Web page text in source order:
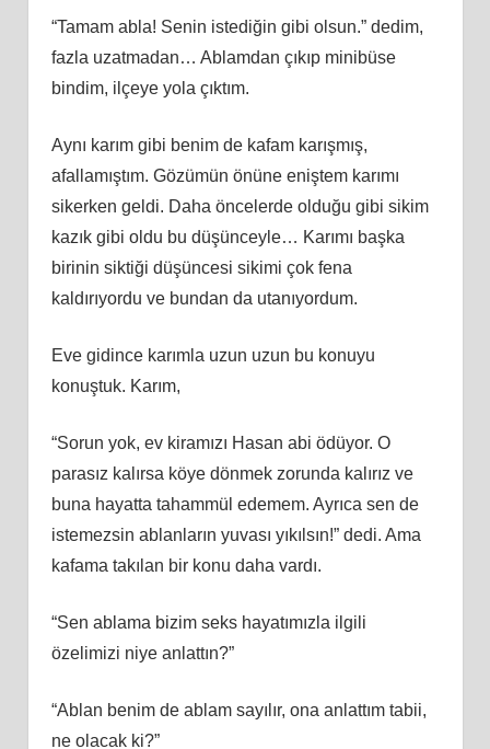
“Tamam abla! Senin istediğin gibi olsun.” dedim,
fazla uzatmadan… Ablamdan çıkıp minibüse
bindim, ilçeye yola çıktım.
Aynı karım gibi benim de kafam karışmış,
afallamıştım. Gözümün önüne eniştem karımı
sikerken geldi. Daha öncelerde olduğu gibi sikim
kazık gibi oldu bu düşünceyle… Karımı başka
birinin siktiği düşüncesi sikimi çok fena
kaldırıyordu ve bundan da utanıyordum.
Eve gidince karımla uzun uzun bu konuyu
konuştuk. Karım,
“Sorun yok, ev kiramızı Hasan abi ödüyor. O
parasız kalırsa köye dönmek zorunda kalırız ve
buna hayatta tahammül edemem. Ayrıca sen de
istemezsin ablanların yuvası yıkılsın!” dedi. Ama
kafama takılan bir konu daha vardı.
“Sen ablama bizim seks hayatımızla ilgili
özelimizi niye anlattın?”
“Ablan benim de ablam sayılır, ona anlattım tabii,
ne olacak ki?”